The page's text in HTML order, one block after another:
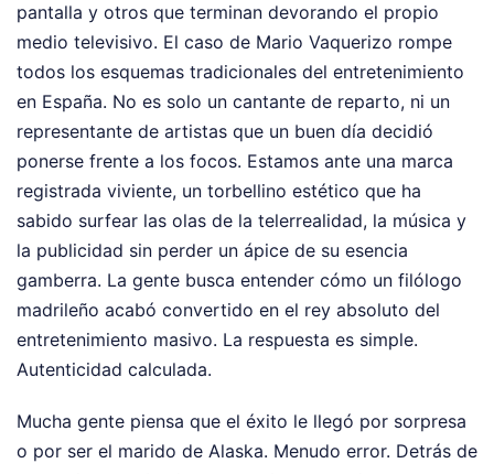
pantalla y otros que terminan devorando el propio
medio televisivo. El caso de Mario Vaquerizo rompe
todos los esquemas tradicionales del entretenimiento
en España. No es solo un cantante de reparto, ni un
representante de artistas que un buen día decidió
ponerse frente a los focos. Estamos ante una marca
registrada viviente, un torbellino estético que ha
sabido surfear las olas de la telerrealidad, la música y
la publicidad sin perder un ápice de su esencia
gamberra. La gente busca entender cómo un filólogo
madrileño acabó convertido en el rey absoluto del
entretenimiento masivo. La respuesta es simple.
Autenticidad calculada.
Mucha gente piensa que el éxito le llegó por sorpresa
o por ser el marido de Alaska. Menudo error. Detrás de